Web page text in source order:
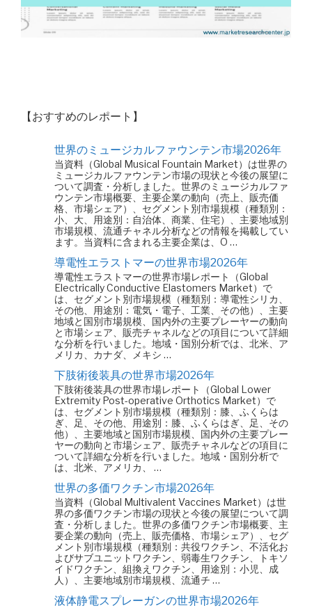
【おすすめのレポート】
世界のミュージカルファウンテン市場2026年
当資料（Global Musical Fountain Market）は世界の
ミュージカルファウンテン市場の現状と今後の展望に
ついて調査・分析しました。世界のミュージカルファ
ウンテン市場概要、主要企業の動向（売上、販売価
格、市場シェア）、セグメント別市場規模（種類別：
小、大、用途別：自治体、商業、住宅）、主要地域別
市場規模、流通チャネル分析などの情報を掲載してい
ます。当資料に含まれる主要企業は、O …
導電性エラストマーの世界市場2026年
導電性エラストマーの世界市場レポート（Global
Electrically Conductive Elastomers Market）で
は、セグメント別市場規模（種類別：導電性シリカ、
その他、用途別：電気・電子、工業、その他）、主要
地域と国別市場規模、国内外の主要プレーヤーの動向
と市場シェア、販売チャネルなどの項目について詳細
な分析を行いました。地域・国別分析では、北米、ア
メリカ、カナダ、メキシ …
下肢術後装具の世界市場2026年
下肢術後装具の世界市場レポート（Global Lower
Extremity Post-operative Orthotics Market）で
は、セグメント別市場規模（種類別：膝、ふくらは
ぎ、足、その他、用途別：膝、ふくらはぎ、足、その
他）、主要地域と国別市場規模、国内外の主要プレー
ヤーの動向と市場シェア、販売チャネルなどの項目に
ついて詳細な分析を行いました。地域・国別分析で
は、北米、アメリカ、 …
世界の多価ワクチン市場2026年
当資料（Global Multivalent Vaccines Market）は世
界の多価ワクチン市場の現状と今後の展望について調
査・分析しました。世界の多価ワクチン市場概要、主
要企業の動向（売上、販売価格、市場シェア）、セグ
メント別市場規模（種類別：共役ワクチン、不活化お
よびサブユニットワクチン、弱毒生ワクチン、トキソ
イドワクチン、組換えワクチン、用途別：小児、成
人）、主要地域別市場規模、流通チ …
液体静電スプレーガンの世界市場2026年